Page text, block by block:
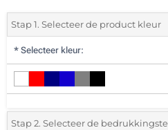
Stap 1. Selecteer de product kleur
* Selecteer kleur:
Stap 2. Selecteer de